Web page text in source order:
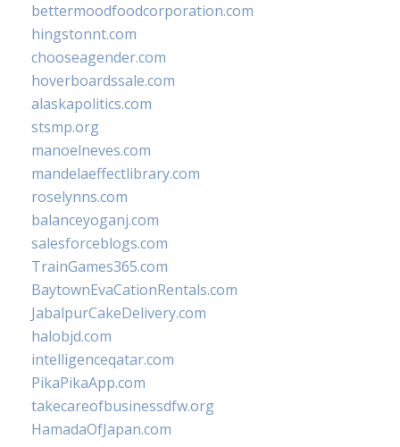
bettermoodfoodcorporation.com
hingstonnt.com
chooseagender.com
hoverboardssale.com
alaskapolitics.com
stsmp.org
manoelneves.com
mandelaeffectlibrary.com
roselynns.com
balanceyoganj.com
salesforceblogs.com
TrainGames365.com
BaytownEvaCationRentals.com
JabalpurCakeDelivery.com
halobjd.com
intelligenceqatar.com
PikaPikaApp.com
takecareofbusinessdfw.org
HamadaOfJapan.com